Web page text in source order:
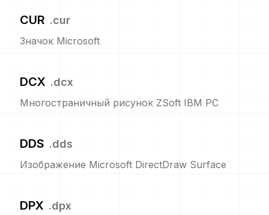
CUR .cur
Значок Microsoft
DCX .dcx
Многостраничный рисунок ZSoft IBM PC
DDS .dds
Изображение Microsoft DirectDraw Surface
DPX .dpx